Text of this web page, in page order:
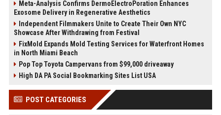
Meta-Analysis Confirms DermoElectroPoration Enhances
Exosome Delivery in Regenerative Aesthetics
Independent Filmmakers Unite to Create Their Own NYC
Showcase After Withdrawing from Festival
FixMold Expands Mold Testing Services for Waterfront Homes
in North Miami Beach
Pop Top Toyota Campervans from $99,000 driveaway
High DA PA Social Bookmarking Sites List USA
POST CATEGORIES